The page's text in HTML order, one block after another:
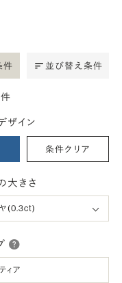
件 並び替え条件
ザイン
条件クリア
大きさ
ィア